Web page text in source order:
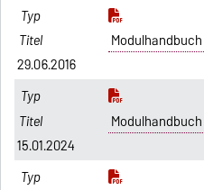
29.06.2016
15.01.2024